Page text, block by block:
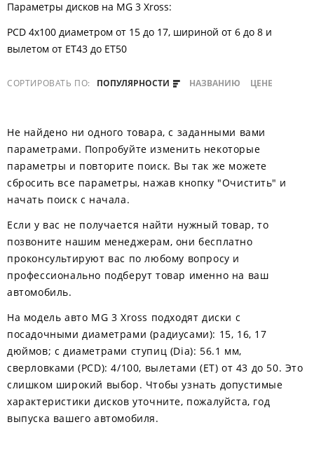
Параметры дисков на MG 3 Xross:
PCD 4x100 диаметром от 15 до 17, шириной от 6 до 8 и
вылетом от ET43 до ET50
СОРТИРОВАТЬ ПО: ПОПУЛЯРНОСТИ НАЗВАНИЮ ЦЕНЕ
Не найдено ни одного товара, с заданными вами
параметрами. Попробуйте изменить некоторые
параметры и повторите поиск. Вы так же можете
сбросить все параметры, нажав кнопку "Очистить" и
начать поиск с начала.
Если у вас не получается найти нужный товар, то
позвоните нашим менеджерам, они бесплатно
проконсультируют вас по любому вопросу и
профессионально подберут товар именно на ваш
автомобиль.
На модель авто MG 3 Xross подходят диски с
посадочными диаметрами (радиусами): 15, 16, 17
дюймов; с диаметрами ступиц (Dia): 56.1 мм,
сверловками (PCD): 4/100, вылетами (ЕТ) от 43 до 50. Это
слишком широкий выбор. Чтобы узнать допустимые
характеристики дисков уточните, пожалуйста, год
выпуска вашего автомобиля.